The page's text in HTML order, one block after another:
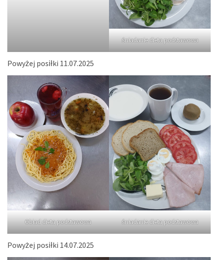
śniadanie dieta podstawowa
Powyżej posiłki 11.07.2025
Obiad dieta podstawowa śniadanie dieta podstawowa
Powyżej posiłki 14.07.2025